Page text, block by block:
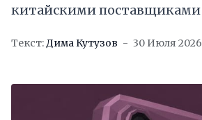
китайскими поставщиками
Текст:Дима Кутузов 30 Июля 2026